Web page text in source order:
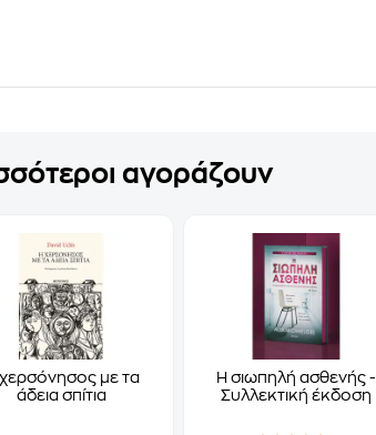
αγοράζουν
με τα
άδεια σπίτια
Η σιωπηλή ασθενής -
Συλλεκτική έκδοση